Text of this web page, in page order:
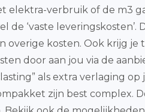
elektra-verbruik of de m3
‘vaste leveringskosten’.
kosten. Ook krijg
door aan jou via de
als extra verlaging
zijn best complex.